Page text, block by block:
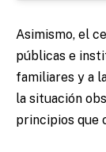
Asimismo, el
públicas e
familiares y a
la situación
principios que